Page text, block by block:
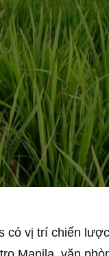
có vị trí chiến